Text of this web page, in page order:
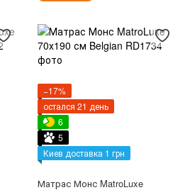
−17%
остался 21 день
6
5
Киев доставка 1 грн
Матрас Монс MatroLuxe